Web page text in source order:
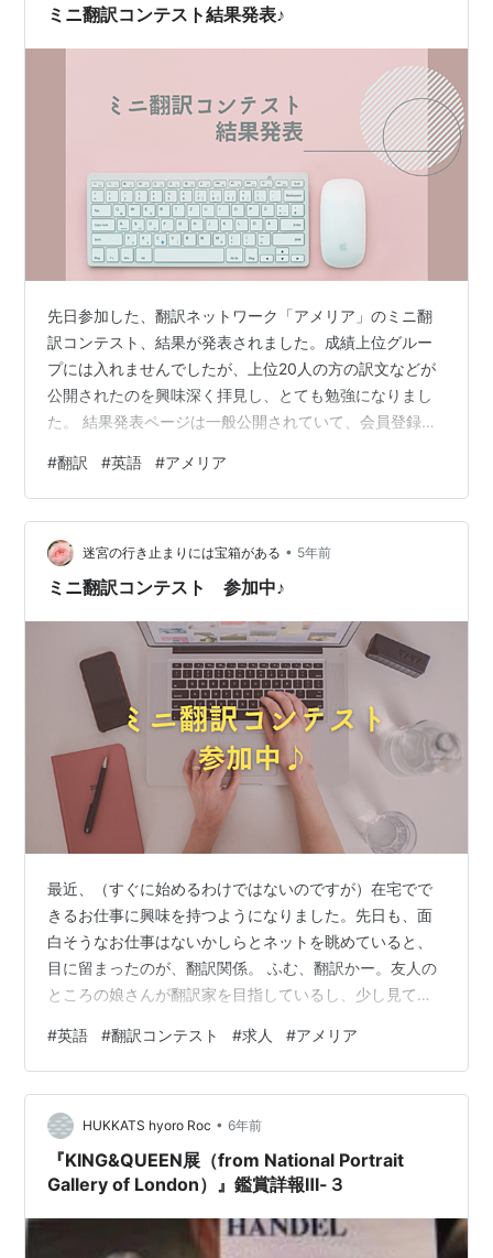
ミニ翻訳コンテスト結果発表♪
先日参加した、翻訳ネットワーク「アメリア」のミニ翻
訳コンテスト、結果が発表されました。成績上位グルー
プには入れませんでしたが、上位20人の方の訳文などが
公開されたのを興味深く拝見し、とても勉強になりまし
た。 結果発表ページは一般公開されていて、会員登録し
きますね。 課題文が短くて分かりやすいので、英日翻訳
に興味のある方は、ちらっと見てみると面白いと思いま
す。リンク先で「結果発表を見る」ボタンを押すと、相
互評価上位20人のニックネーム一覧が出て、ニックネー
ム部分を押すことでその人の訳文を見ることができま
#翻訳 #英語 #アメリア
迷宮の行き止まりには宝箱がある • 5年前
ミニ翻訳コンテスト 参加中♪
最近、（すぐに始めるわけではないのですが）在宅でで
きるお仕事に興味を持つようになりました。先日も、面
白そうなお仕事はないかしらとネットを眺めていると、
目に留まったのが、翻訳関係。 ふむ、翻訳かー。友人の
ところの娘さんが翻訳家を目指しているし、少し見てみ
くらいのレベルの英語がわかればお仕事があるのか
な……、などと思いながら関連サイトを見ているうち、翻
訳専門求人の大手らしきホームページに行き当たりまし
た。 長く続いているし、調べてみると信用して良さそう
です。「アメリア」と言います。ふむふむ。
www.amelia.ne.jp このサイトには、誰で…
#英語 #翻訳コンテスト #求人 #アメリア
HUKKATS hyoro Roc • 6年前
『KING&QUEEN展（from National Portrait
Gallery of London）』鑑賞詳報Ⅲ-３